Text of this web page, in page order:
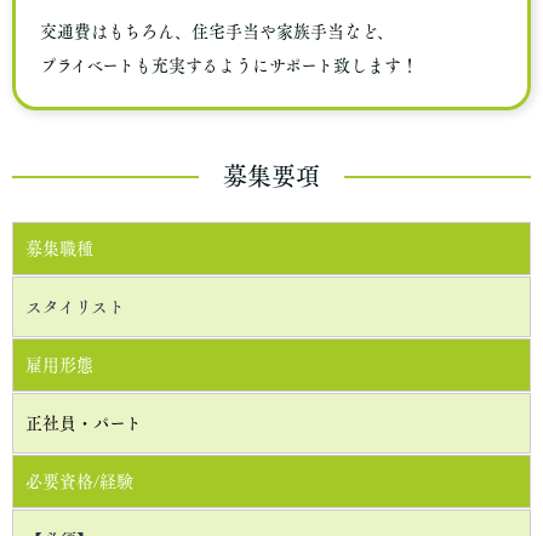
交通費はもちろん、住宅手当や家族手当など、
プライベートも充実するようにサポート致します！
募集要項
募集職種
スタイリスト
雇用形態
正社員・パート
必要資格/経験